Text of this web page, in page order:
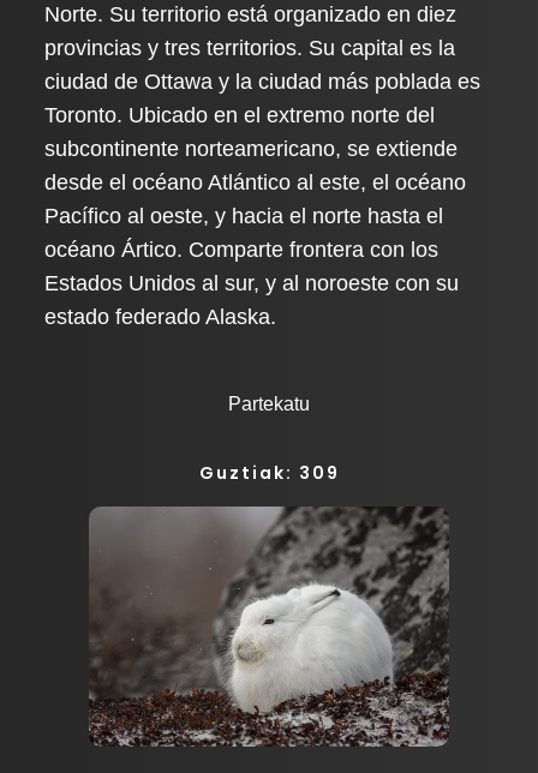
Norte. Su territorio está organizado en diez
provincias y tres territorios. Su capital es la
ciudad de Ottawa y la ciudad más poblada es
Toronto. Ubicado en el extremo norte del
subcontinente norteamericano, se extiende
desde el océano Atlántico al este, el océano
Pacífico al oeste, y hacia el norte hasta el
océano Ártico. Comparte frontera con los
Estados Unidos al sur, y al noroeste con su
estado federado Alaska.
Partekatu
Guztiak: 309